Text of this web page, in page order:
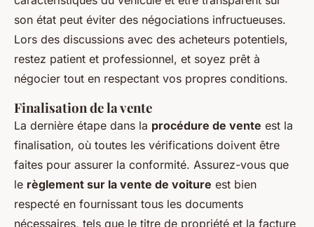
son état peut éviter des négociations infructueuses.
Lors des discussions avec des acheteurs potentiels,
restez patient et professionnel, et soyez prêt à
négocier tout en respectant vos propres conditions.
Finalisation de la vente
La dernière étape dans la procédure de vente est la
finalisation, où toutes les vérifications doivent être
faites pour assurer la conformité. Assurez-vous que
le règlement sur la vente de voiture est bien
respecté en fournissant tous les documents
nécessaires, tels que le titre de propriété et la facture